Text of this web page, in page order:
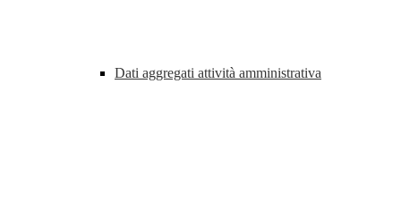
Dati aggregati attività amministrativa